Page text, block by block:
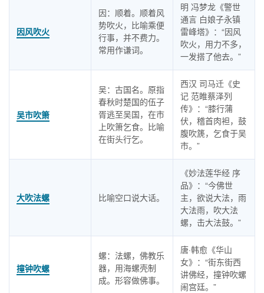
因风吹火
因：顺着。顺着风
势吹火，比喻乘便
行事，并不费力。
常用作谦词。
明 冯梦龙《警世
通言 白娘子永镇
雷峰塔》：“因风
吹火，用力不多，
一发搭了他去。”
吴市吹箫
吴：古国名。原指
春秋时楚国的伍子
胥逃至吴国，在市
上吹箫乞食。比喻
在街头行乞。
西汉 司马迁《史
记 范睢蔡泽列
传》：“膝行蒲
伏，稽首肉袒，鼓
腹吹篪，乞食于吴
市。”
大吹法螺 比喻空口说大话。
《妙法莲华经 序
品》：“今佛世
主，欲说大法，雨
大法雨，吹大法
螺，击大法鼓。”
撞钟吹螺
螺：法螺，佛教乐
器，用海螺壳制
成。形容做佛事。
唐·韩愈《华山
女》：“街东街西
讲佛经，撞钟吹螺
闹宫廷。”